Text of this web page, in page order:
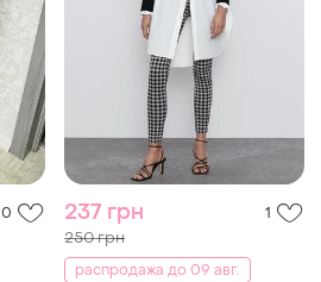
0 237 грн 1
250 грн
распродажа до 09 авг.